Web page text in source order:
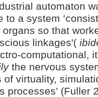
automaton
a system
so that
linkages'(
computational,
the nervous
of virtuality,
processes’ (Fuller